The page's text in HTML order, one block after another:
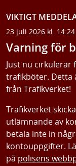
VIKTIGT
23 juli 2026 kl. 14:24
Varning för
Just nu cirkulerar
trafikböter. Detta
från Trafikverket!
Trafikverket
utlämnande av
betala inte in
kontouppgifter.
på polisens